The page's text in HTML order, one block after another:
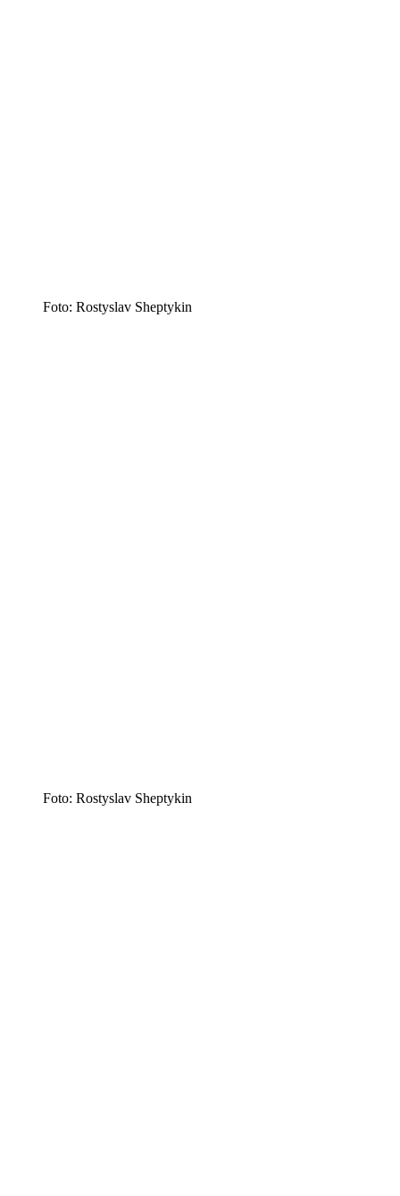
Foto: Rostyslav Sheptykin
Foto: Rostyslav Sheptykin